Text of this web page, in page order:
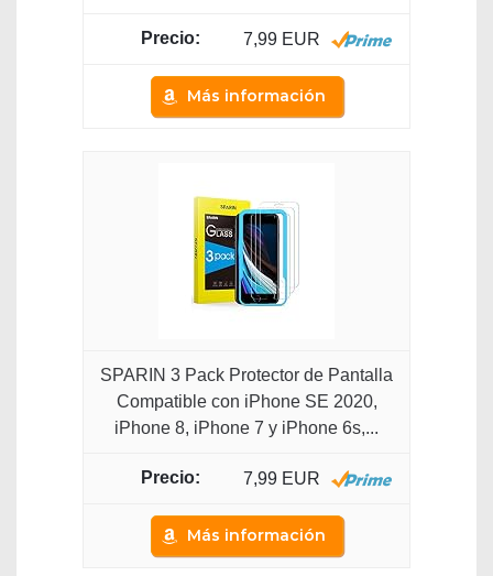
7,99 EUR
Más información
SPARIN 3 Pack Protector de Pantalla
Compatible con iPhone SE 2020,
iPhone 8, iPhone 7 y iPhone 6s,...
7,99 EUR
Más información